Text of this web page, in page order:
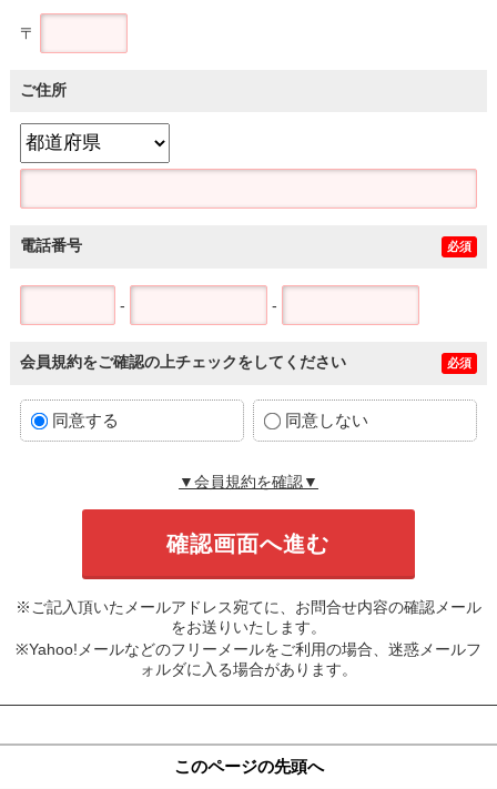
〒
ご住所
電話番号 必須
- -
会員規約をご確認の上チェックをしてください 必須
同意する 同意しない
▼会員規約を確認▼
※ご記入頂いたメールアドレス宛てに、お問合せ内容の確認メール
をお送りいたします。
※Yahoo!メールなどのフリーメールをご利用の場合、迷惑メールフ
ォルダに入る場合があります。
このページの先頭へ